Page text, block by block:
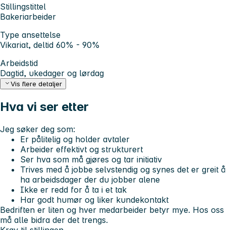
Stillingstittel
Bakeriarbeider
Type ansettelse
Vikariat, deltid 60% - 90%
Arbeidstid
Dagtid, ukedager og lørdag
Vis flere detaljer
Hva vi ser etter
Jeg søker deg som:
Er pålitelig og holder avtaler
Arbeider effektivt og strukturert
Ser hva som må gjøres og tar initiativ
Trives med å jobbe selvstendig og synes det er greit å
ha arbeidsdager der du jobber alene
Ikke er redd for å ta i et tak
Har godt humør og liker kundekontakt
Bedriften er liten og hver medarbeider betyr mye. Hos oss
må alle bidra der det trengs.